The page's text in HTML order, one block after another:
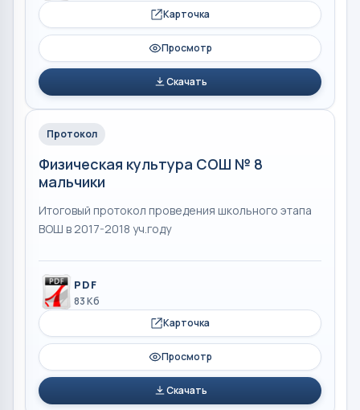
Карточка
Просмотр
Скачать
Протокол
Физическая культура СОШ № 8
мальчики
Итоговый протокол проведения школьного этапа
ВОШ в 2017-2018 уч.году
PDF
83 Кб
Карточка
Просмотр
Скачать